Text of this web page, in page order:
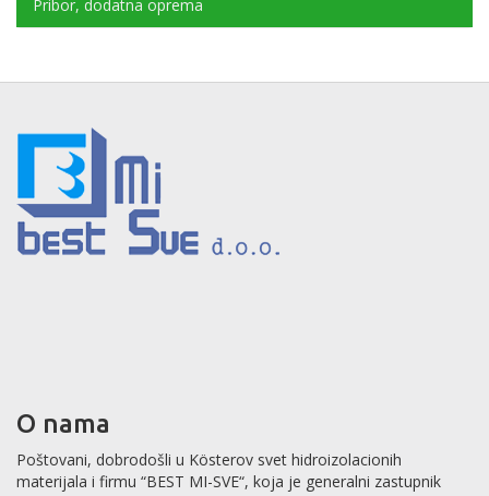
Pribor, dodatna oprema
O nama
Poštovani, dobrodošli u Kösterov svet hidroizolacionih
materijala i firmu “BEST MI-SVE“, koja je generalni zastupnik